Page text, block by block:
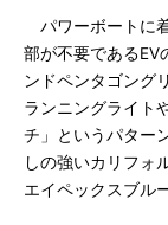
パワーボートに
部が不要であるEV
ンドペンタゴング
ランニングライト
チ」というパター
しの強いカリフォ
エイペックスブル